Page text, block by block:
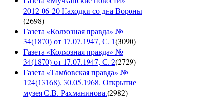
2012-06-20 Находки со дна Вороны
(2698)
Газета «Колхозная правда» №
34(1870) от 17.07.1947, С. 1(3090)
Газета «Колхозная правда» №
34(1870) от 17.07.1947, С. 2(2729)
Газета «Тамбовская правда» №
124(13168), 30.05.1968. Открытие
музея С.В. Рахманинова.(2982)